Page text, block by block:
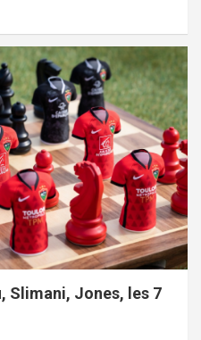
Slimani, Jones, les 7